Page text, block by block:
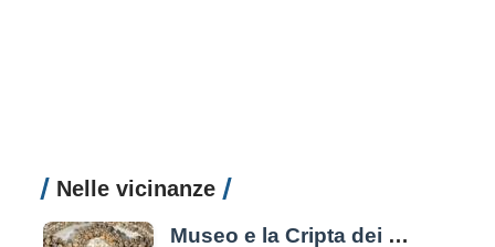
Nelle vicinanze
Museo e la Cripta dei Frati Cappuccini